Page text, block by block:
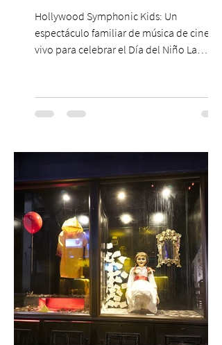
Hollywood Symphonic Kids: Un
espectáculo familiar de música de cine en
vivo para celebrar el Día del Niño La
musical única e inolvidable con motivo del
Día del Niño. El espectáculo Hollywood
de todos los tiempos en un concierto en
sinfónica en pleno, coro y una
sorprendente puesta en escena pensada
especialmente pa